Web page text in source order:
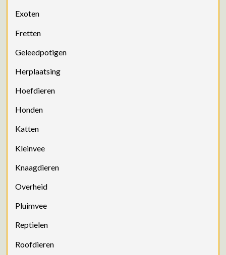
Exoten
Fretten
Geleedpotigen
Herplaatsing
Hoefdieren
Honden
Katten
Kleinvee
Knaagdieren
Overheid
Pluimvee
Reptielen
Roofdieren